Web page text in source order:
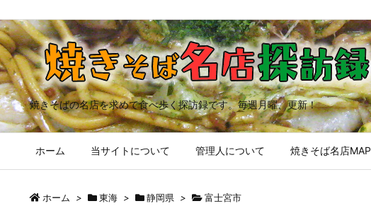
焼きそばの名店を求めて食べ歩く探訪録です。毎週月曜、更新！
ホーム 当サイトについて 管理人について 焼きそば名店MAP
ホーム > 東海 > 静岡県 > 富士宮市